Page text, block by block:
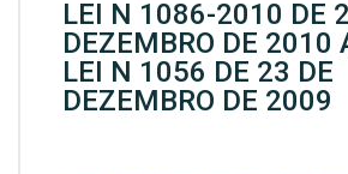
LEI N 1086-2010 DE
DEZEMBRO DE 2010
LEI N 1056 DE 23 DE
DEZEMBRO DE 2009